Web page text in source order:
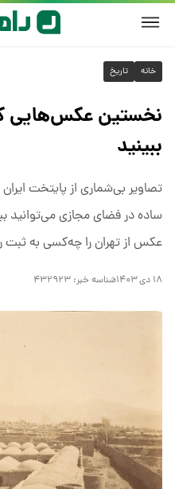
خانه تاریخ
نخستین عکس‌هایی
ببینید
تصاویر بی‌شماری از پایتخت
ساده در فضای مجازی می‌توانید
عکس از تهران را چه‌کسی به ثبت
۱۸ دی ۱۴۰۳ شناسه خبر: ۴۳۲۹۲۳